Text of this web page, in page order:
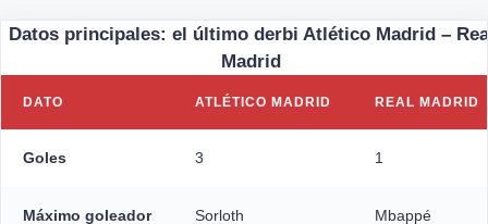
Datos principales: el último derbi Atlético Madrid –
Madrid
DATO ATLÉTICO MADRID REAL MADRID
Goles 3 1
Máximo goleador Sorloth Mbappé